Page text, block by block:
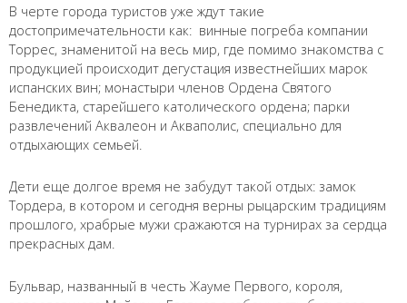
В черте города туристов уже ждут такие
достопримечательности как: винные погреба компании
Торрес, знаменитой на весь мир, где помимо знакомства с
продукцией происходит дегустация известнейших марок
испанских вин; монастыри членов Ордена Святого
Бенедикта, старейшего католического ордена; парки
развлечений Аквалеон и Акваполис, специально для
отдыхающих семьей.
Дети еще долгое время не забудут такой отдых: замок
Тордера, в котором и сегодня верны рыцарским традициям
прошлого, храбрые мужи сражаются на турнирах за сердца
прекрасных дам.
Бульвар, названный в честь Жауме Первого, короля,